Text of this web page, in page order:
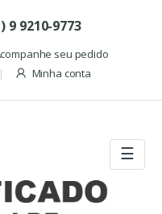
9 9210-9773
seu pedido
Minha conta
☰